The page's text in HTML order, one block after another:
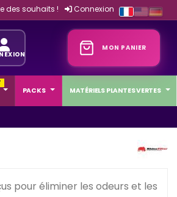
Connexion
des souhaits !
MON PANIER
PACKS
MATÉRIELS PLANTES VERTES
pour éliminer les odeurs et les